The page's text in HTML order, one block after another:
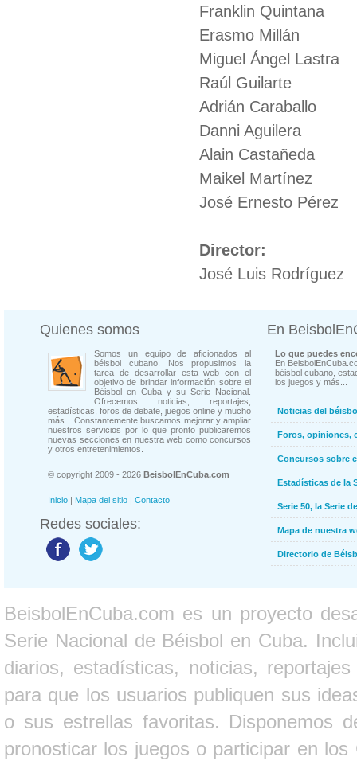
Franklin Quintana
Erasmo Millán
Miguel Ángel Lastra
Raúl Guilarte
Adrián Caraballo
Danni Aguilera
Alain Castañeda
Maikel Martínez
José Ernesto Pérez
Director:
José Luis Rodríguez
Quienes somos
Somos un equipo de aficionados al
béisbol cubano. Nos propusimos la
tarea de desarrollar esta web con el
objetivo de brindar información sobre el
Béisbol en Cuba y su Serie Nacional.
Ofrecemos noticias, reportajes,
estadísticas, foros de debate, juegos online y mucho
más... Constantemente buscamos mejorar y ampliar
nuestros servicios por lo que pronto publicaremos
nuevas secciones en nuestra web como concursos
y otros entretenimientos.
© copyright 2009 - 2026 BeisbolEnCuba.com
Inicio | Mapa del sitio | Contacto
Redes sociales:
En
Lo que puedes
En
béisbol cubano,
los juegos y más...
Noticias del
Foros, opiniones,
Concursos sobre
Estadísticas de la
Serie 50, la Serie
Mapa de nuestra
Directorio de
BeisbolEnCuba.com es un proyecto
Serie Nacional de Béisbol en Cuba.
diarios, estadísticas, noticias,
para que los usuarios publiquen sus
o sus estrellas favoritas. Disponemos
pronosticar los juegos o participar en